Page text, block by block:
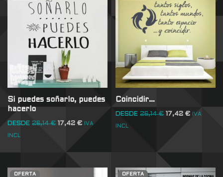
Si puedes soñarlo, puedes
hacerlo
DESDE 26,14€ 17,42 € IVA
INCL
Coincidir…
DESDE 26,14€ 17,42€ IVA
INCL
OFERTA OFERTA